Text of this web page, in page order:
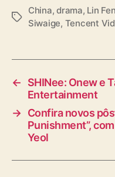
T
China,drama, Lin
Siwaige, Tencent
←
SHINee: Onew e
Entertainment
→ Confira novos
Punishment”,
Yeol